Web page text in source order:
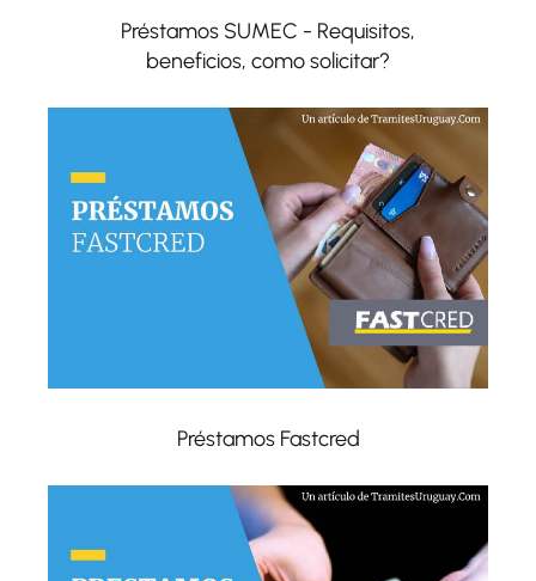
Préstamos SUMEC - Requisitos,
beneficios, como solicitar?
Préstamos Fastcred